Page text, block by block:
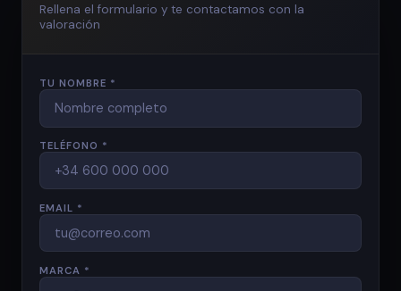
Rellena el formulario y te contactamos con la
valoración
TU NOMBRE *
TELÉFONO *
EMAIL *
MARCA *